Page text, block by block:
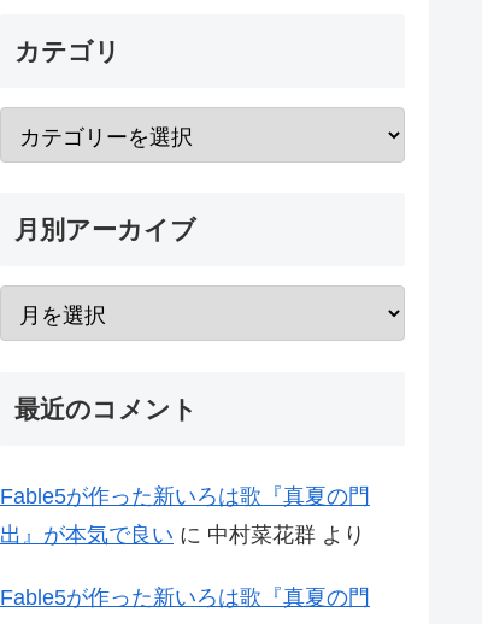
カテゴリ
月別アーカイブ
最近のコメント
Fable5が作った新いろは歌『真夏の門
出』が本気で良い に 中村菜花群 より
Fable5が作った新いろは歌『真夏の門